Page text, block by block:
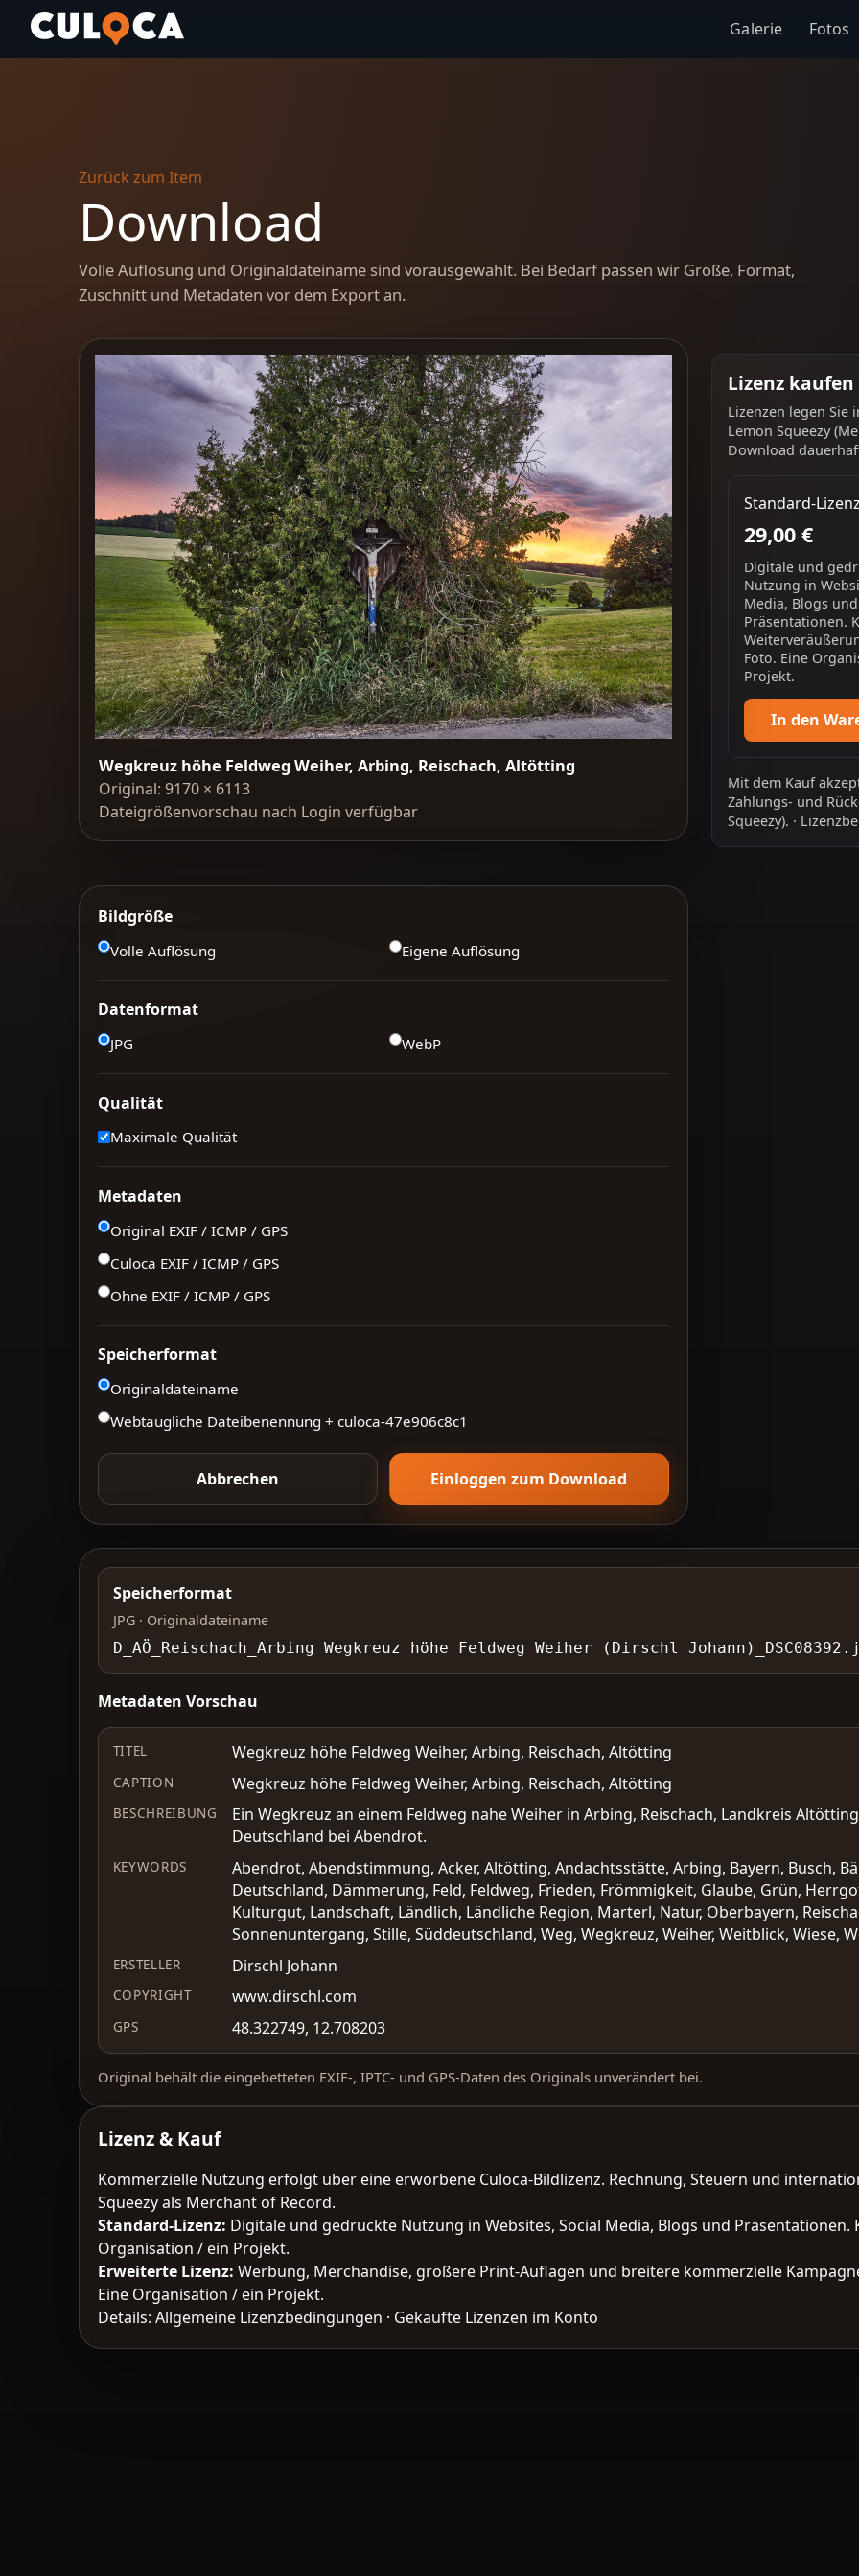
Galerie Fotos
Zurück zum Item
Download
Volle Auflösung und Originaldateiname sind vorausgewählt. Bei Bedarf passen wir Größe, Format,
Zuschnitt und Metadaten vor dem Export an.
Wegkreuz höhe Feldweg Weiher, Arbing, Reischach, Altötting
Original: 9170 × 6113
Dateigrößenvorschau nach Login verfügbar
Lizenz kaufen
Lizenzen legen Sie
Lemon Squeezy
Download
Standard-
29,00 €
Digitale und
Nutzung in
Media, Blogs und
Präsentationen.
Foto. Eine
Projekt.
In den
Mit dem Kauf
Zahlungs- und
Squeezy). ·
Bildgröße
Volle Auflösung Eigene Auflösung
Datenformat
JPG WebP
Qualität
Maximale Qualität
Metadaten
Original EXIF / ICMP / GPS
Culoca EXIF / ICMP / GPS
Ohne EXIF / ICMP / GPS
Speicherformat
Originaldateiname
Webtaugliche Dateibenennung + culoca-47e906c8c1
Abbrechen Einloggen zum Download
Speicherformat
JPG · Originaldateiname
D_AÖ_Reischach_Arbing Wegkreuz höhe Feldweg Weiher (Dirschl
Metadaten Vorschau
TITEL Wegkreuz höhe Feldweg Weiher, Arbing, Reischach, Altötting
CAPTION Wegkreuz höhe Feldweg Weiher, Arbing, Reischach, Altötting
BESCHREIBUNG
Ein Wegkreuz an einem Feldweg nahe Weiher in Arbing, Reischach, Landkreis
Deutschland bei Abendrot.
KEYWORDS
Abendrot, Abendstimmung, Acker, Altötting, Andachtsstätte, Arbing, Bayern, Busch,
Deutschland, Dämmerung, Feld, Feldweg, Frieden, Frömmigkeit, Glaube, Grün,
Kulturgut, Landschaft, Ländlich, Ländliche Region, Marterl, Natur, Oberbayern,
Sonnenuntergang, Stille, Süddeutschland, Weg, Wegkreuz, Weiher, Weitblick, Wiese,
ERSTELLER Dirschl Johann
COPYRIGHT www.dirschl.com
GPS 48.322749, 12.708203
Original behält die eingebetteten EXIF-, IPTC- und GPS-Daten des Originals unverändert bei.
Lizenz & Kauf
Kommerzielle Nutzung erfolgt über eine erworbene Culoca-Bildlizenz. Rechnung, Steuern und
Squeezy als Merchant of Record.
Standard-Lizenz: Digitale und gedruckte Nutzung in Websites, Social Media, Blogs und Präsentationen.
Organisation / ein Projekt.
Erweiterte Lizenz: Werbung, Merchandise, größere Print-Auflagen und breitere kommerzielle
Eine Organisation / ein Projekt.
Details:Allgemeine Lizenzbedingungen · Gekaufte Lizenzen im Konto